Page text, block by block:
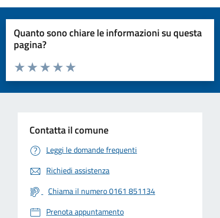
Quanto sono chiare le informazioni su questa
pagina?
Valuta da 1 a 5 stelle la pagina
Valuta 5 stelle su 5
Valuta 4 stelle su 5
Valuta 3 stelle su 5
Valuta 2 stelle su 5
Valuta 1 stelle su 5
Contatta il comune
Leggi le domande frequenti
Richiedi assistenza
Chiama il numero 0161 851134
Prenota appuntamento